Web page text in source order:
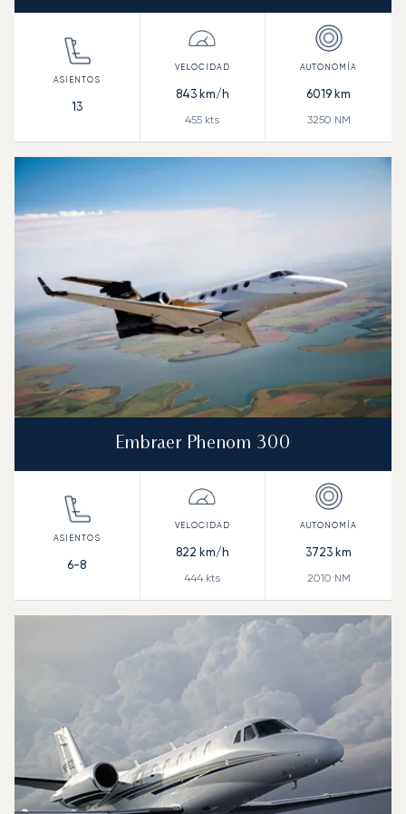
13
843km/h
455 kts
6019 km
3250 NM
Embraer Phenom 300
6-8
822 km/h
444 kts
3723 km
2010 NM